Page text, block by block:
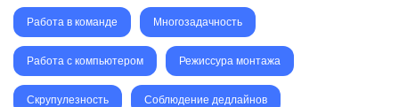
Работа в команде Многозадачность
Работа с компьютером Режиссура монтажа
Скрупулезность Соблюдение дедлайнов